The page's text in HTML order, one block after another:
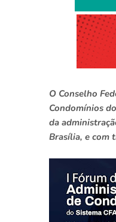
O Conselho
Condomínios
da
Brasília, e com